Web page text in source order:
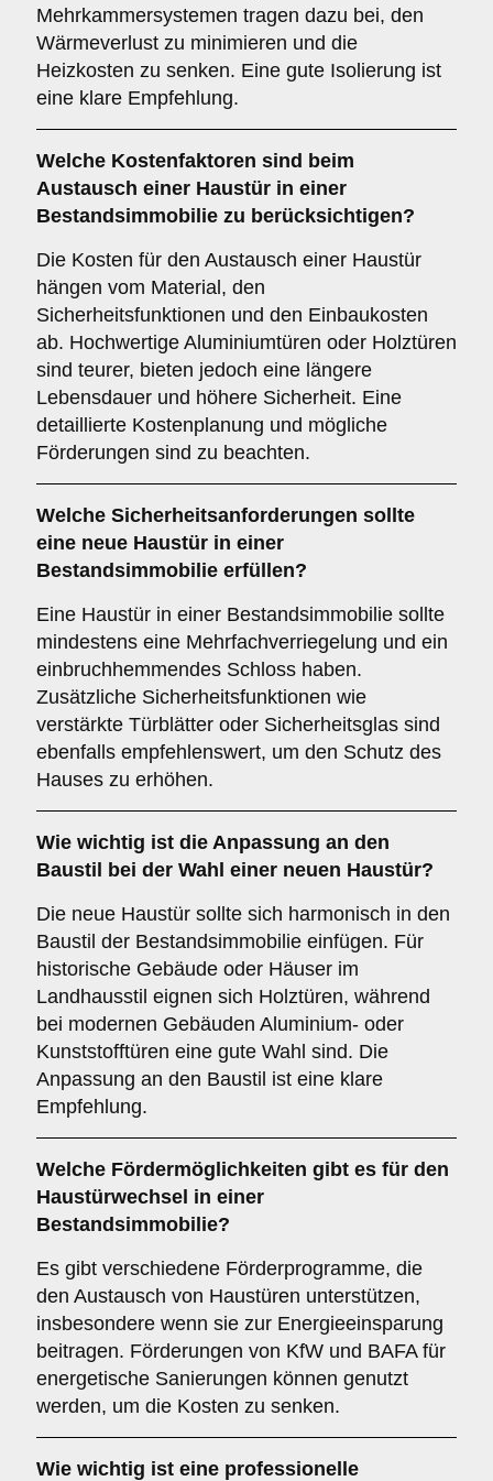
Mehrkammersystemen tragen dazu bei, den
Wärmeverlust zu minimieren und die
Heizkosten zu senken. Eine gute Isolierung ist
eine klare Empfehlung.
Welche Kostenfaktoren sind beim
Austausch einer Haustür in einer
Bestandsimmobilie zu berücksichtigen?
Die Kosten für den Austausch einer Haustür
hängen vom Material, den
Sicherheitsfunktionen und den Einbaukosten
ab. Hochwertige Aluminiumtüren oder Holztüren
sind teurer, bieten jedoch eine längere
Lebensdauer und höhere Sicherheit. Eine
detaillierte Kostenplanung und mögliche
Förderungen sind zu beachten.
Welche Sicherheitsanforderungen sollte
eine neue Haustür in einer
Bestandsimmobilie erfüllen?
Eine Haustür in einer Bestandsimmobilie sollte
mindestens eine Mehrfachverriegelung und ein
einbruchhemmendes Schloss haben.
Zusätzliche Sicherheitsfunktionen wie
verstärkte Türblätter oder Sicherheitsglas sind
ebenfalls empfehlenswert, um den Schutz des
Hauses zu erhöhen.
Wie wichtig ist die Anpassung an den
Baustil
bei der Wahl einer neuen Haustür?
Die neue Haustür sollte sich harmonisch in den
Baustil der Bestandsimmobilie einfügen. Für
historische Gebäude oder Häuser im
Landhausstil eignen sich Holztüren, während
bei modernen Gebäuden Aluminium- oder
Kunststofftüren eine gute Wahl sind. Die
Anpassung an den Baustil ist eine klare
Empfehlung.
Welche Fördermöglichkeiten gibt es für den
Haustürwechsel in einer
Bestandsimmobilie?
Es gibt verschiedene Förderprogramme, die
den Austausch von Haustüren unterstützen,
insbesondere wenn sie zur Energieeinsparung
beitragen. Förderungen von KfW und BAFA für
energetische Sanierungen können genutzt
werden, um die Kosten zu senken.
Wie wichtig ist eine professionelle